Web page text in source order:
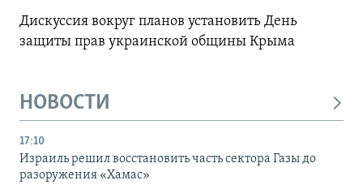
Дискуссия вокруг планов установить День
защиты прав украинской общины Крыма
НОВОСТИ
17:10
Израиль решил восстановить часть сектора Газы до
разоружения «Хамас»